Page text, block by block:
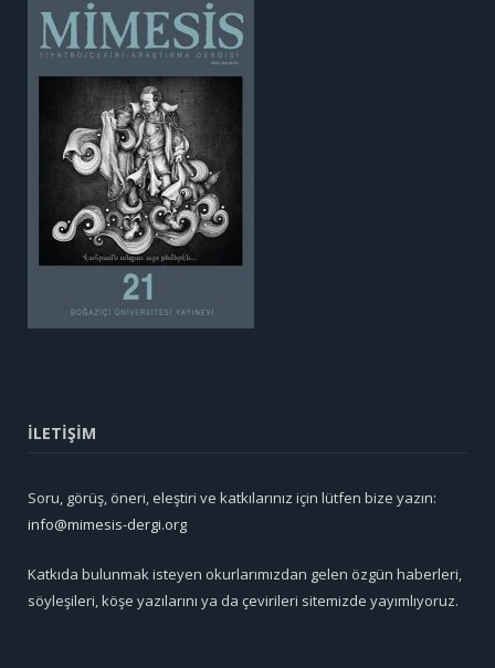
İLETİŞİM
Soru, görüş, öneri, eleştiri ve katkılarınız için lütfen bize yazın:
info@mimesis-dergi.org
Katkıda bulunmak isteyen okurlarımızdan gelen özgün haberleri,
söyleşileri, köşe yazılarını ya da çevirileri sitemizde yayımlıyoruz.